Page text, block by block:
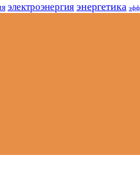
электроэнергия энергетика